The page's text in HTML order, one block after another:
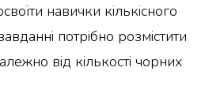
навички кількісного
потрібно розмістити
від кількості чорних